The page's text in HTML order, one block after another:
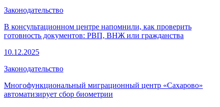
Законодательство
В консультационном центре напомнили, как проверить
готовность документов: РВП, ВНЖ или гражданства
10.12.2025
Законодательство
Многофункциональный миграционный центр «Сахарово»
автоматизирует сбор биометрии